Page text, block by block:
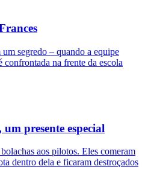
segredo – quando a equipe
confrontada na frente da escola
presente especial
aos pilotos. Eles comeram
dentro dela e ficaram destroçados